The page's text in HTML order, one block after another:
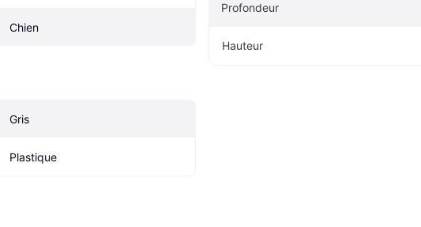
Chien
Gris
Plastique
Profondeur
Hauteur